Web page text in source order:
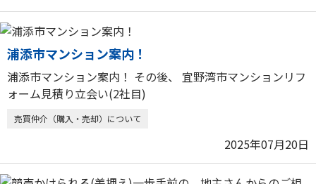
浦添市マンション案内！
浦添市マンション案内！ その後、 宜野湾市マンションリフ
ォーム見積り立会い(2社目)
売買仲介（購入・売却）について
2025年07月20日